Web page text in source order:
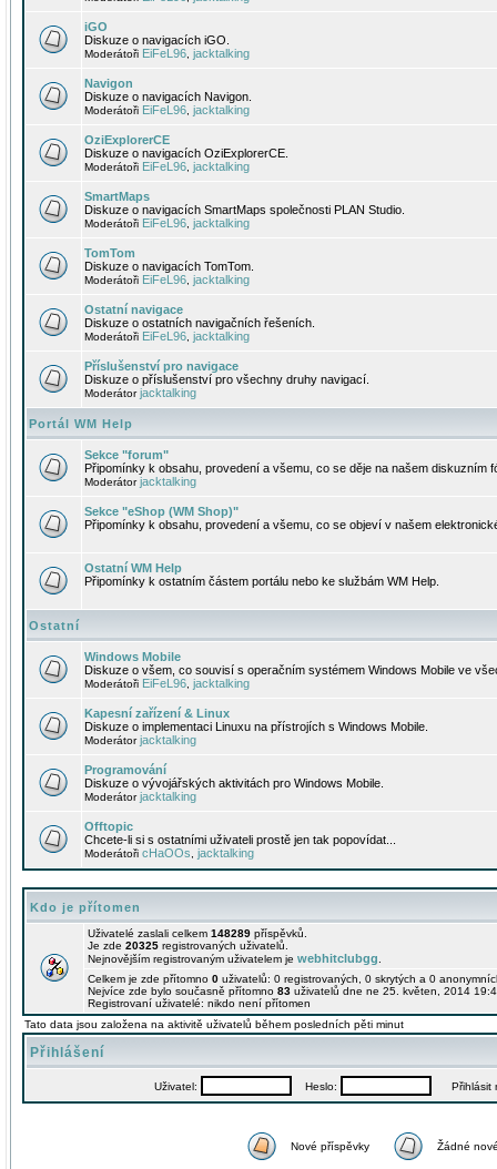
iGO
Diskuze o navigacích iGO.
Moderátoři EiFeL96 jacktalking
Navigon
Diskuze o navigacích Navigon.
Moderátoři EiFeL96 jacktalking
OziExplorerCE
Diskuze o navigacích OziExplorerCE.
Moderátoři EiFeL96 jacktalking
SmartMaps
Diskuze o navigacích SmartMaps společnosti PLAN Studio.
Moderátoři EiFeL96 jacktalking
TomTom
Diskuze o navigacích TomTom.
Moderátoři EiFeL96 jacktalking
Ostatní navigace
Diskuze o ostatních navigačních řešeních.
Moderátoři EiFeL96 jacktalking
Příslušenství pro navigace
Diskuze o příslušenství pro všechny druhy navigací.
Moderátorjacktalking
Portál WM Help
Sekce "forum"
Připomínky k obsahu, provedení a všemu, co se děje na našem diskuzním
Moderátorjacktalking
Sekce "eShop (WM Shop)"
Připomínky k obsahu, provedení a všemu, co se objeví v našem
Ostatní WM Help
Připomínky k ostatním částem portálu nebo ke službám WM Help.
Ostatní
Windows Mobile
Diskuze o všem, co souvisí s operačním systémem Windows Mobile ve
Moderátoři EiFeL96 jacktalking
Kapesní zařízení & Linux
Diskuze o implementaci Linuxu na přístrojích s Windows Mobile.
Moderátorjacktalking
Programování
Diskuze o vývojářských aktivitách pro Windows Mobile.
Moderátorjacktalking
Offtopic
Chcete-li si s ostatními uživateli prostě jen tak popovídat...
Moderátoři cHaOOs jacktalking
Kdo je přítomen
Uživatelé zaslali celkem 148289 příspěvků.
Je zde 20325 registrovaných uživatelů.
Nejnovějším registrovaným uživatelem je webhitclubgg
Celkem je zde přítomno 0 uživatelů: 0 registrovaných, 0 skrytých a 0
Nejvíce zde bylo současně přítomno 83 uživatelů dne ne 25. květen, 2014
Registrovaní uživatelé: nikdo není přítomen
Tato data jsou založena na aktivitě uživatelů během posledních pěti minut
Přihlášení
Uživatel: Heslo: Přihlásit
Nové příspěvky Žádné